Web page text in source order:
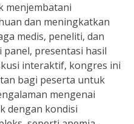
menjembatani
dan meningkatkan
medis, peneliti, dan
panel, presentasi hasil
interaktif, kongres ini
bagi peserta untuk
mengenai
dengan kondisi